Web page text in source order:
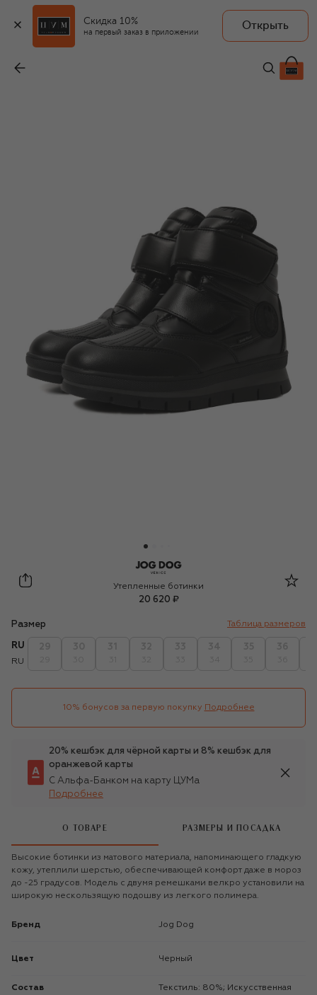
Скидка 10%
на первый заказ в приложении
Открыть
20 620 ₽
Jog Dog
Утепленные ботинки
20 620 ₽
Размер Таблица размеров
RU
RU
10% бонусов за первую покупку Подробнее
20% кешбэк для чёрной карты и 8% кешбэк для
оранжевой карты
С Альфа-Банком на карту ЦУМа
Подробнее
О ТОВАРЕ РАЗМЕРЫ И ПОСАДКА
Высокие ботинки из матового материала, напоминающего гладкую
кожу, утеплили шерстью, обеспечивающей комфорт даже в мороз
до -25 градусов. Модель с двумя ремешками велкро установили на
широкую нескользящую подошву из легкого полимера.
Бренд Jog Dog
Цвет Черный
Состав
Текстиль: 80%; Искусственная